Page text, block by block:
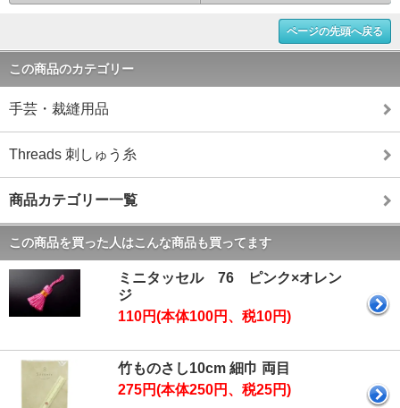
ページの先頭へ戻る
この商品のカテゴリー
手芸・裁縫用品
Threads 刺しゅう糸
商品カテゴリー一覧
この商品を買った人はこんな商品も買ってます
ミニタッセル 76 ピンク×オレン
ジ
110円(本体100円、税10円)
竹ものさし10cm 細巾 両目
275円(本体250円、税25円)